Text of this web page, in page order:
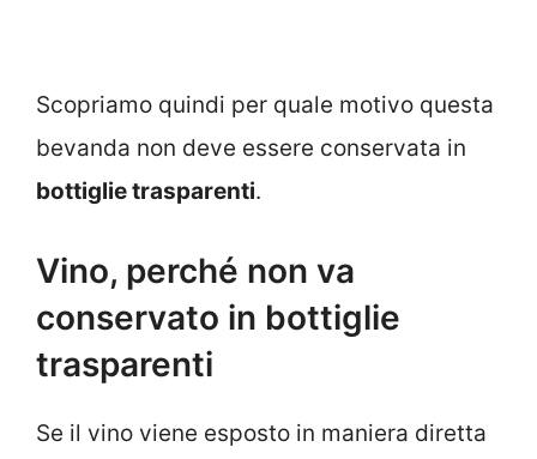
Scopriamo quindi per quale motivo questa
bevanda non deve essere conservata in
bottiglie trasparenti.
Vino, perché non va
conservato in bottiglie
trasparenti
Se il vino viene esposto in maniera diretta